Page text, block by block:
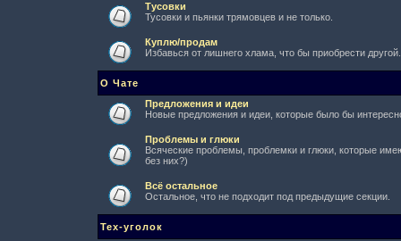
Тусовки
Тусовки и пьянки трямовцев и не только.
Куплю/продам
Избавься от лишнего хлама, что бы приобрести другой.
О Чате
Предложения и идеи
Новые предложения и идеи, которые было бы
Проблемы и глюки
Всяческие проблемы, проблемки и глюки, которые
без них?)
Всё остальное
Остальное, что не подходит под предыдущие секции.
Тех-уголок